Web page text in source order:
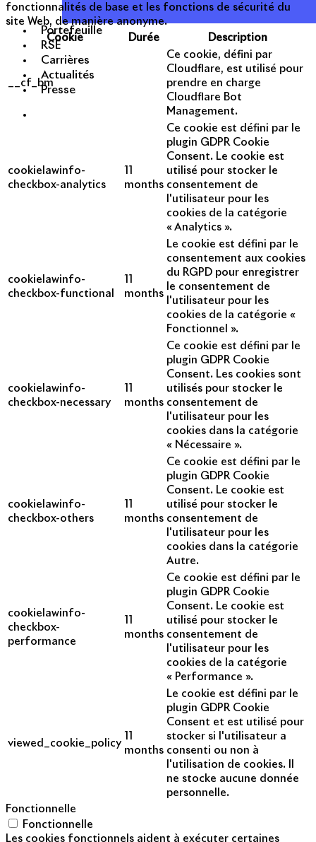
Portefeuille
RSE
Carrières
Actualités
Presse
fonctionnalités de base et les fonctions de sécurité du
site Web, de manière anonyme.
Cookie
Durée Description
__cf_bm
Ce cookie, défini par
Cloudflare, est utilisé pour
prendre en charge
Cloudflare Bot
Management.
cookielawinfo-
checkbox-analytics
months
Ce cookie est défini par le
plugin GDPR Cookie
Consent. Le cookie est
utilisé pour stocker le
consentement de
l'utilisateur pour les
cookies de la catégorie
« Analytics ».
cookielawinfo-
checkbox-functional
months
Le cookie est défini par le
consentement aux cookies
du RGPD pour enregistrer
le consentement de
l'utilisateur pour les
cookies de la catégorie «
Fonctionnel ».
cookielawinfo-
checkbox-necessary
months
Ce cookie est défini par le
plugin GDPR Cookie
Consent. Les cookies sont
utilisés pour stocker le
consentement de
l'utilisateur pour les
cookies dans la catégorie
« Nécessaire ».
cookielawinfo-
checkbox-others
months
Ce cookie est défini par le
plugin GDPR Cookie
Consent. Le cookie est
utilisé pour stocker le
consentement de
l'utilisateur pour les
cookies dans la catégorie
Autre.
cookielawinfo-
checkbox-
performance
months
Ce cookie est défini par le
plugin GDPR Cookie
Consent. Le cookie est
utilisé pour stocker le
consentement de
l'utilisateur pour les
cookies de la catégorie
« Performance ».
viewed_cookie_policy
months
Le cookie est défini par le
plugin GDPR Cookie
Consent et est utilisé pour
stocker si l'utilisateur a
consenti ou non à
l'utilisation de cookies. Il
ne stocke aucune donnée
personnelle.
Fonctionnelle
Fonctionnelle
Les cookies fonctionnels aident à exécuter certaines